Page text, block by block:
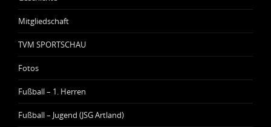
Mitgliedschaft
TVM SPORTSCHAU
Fotos
Fußball – 1. Herren
Fußball – Jugend (JSG Artland)